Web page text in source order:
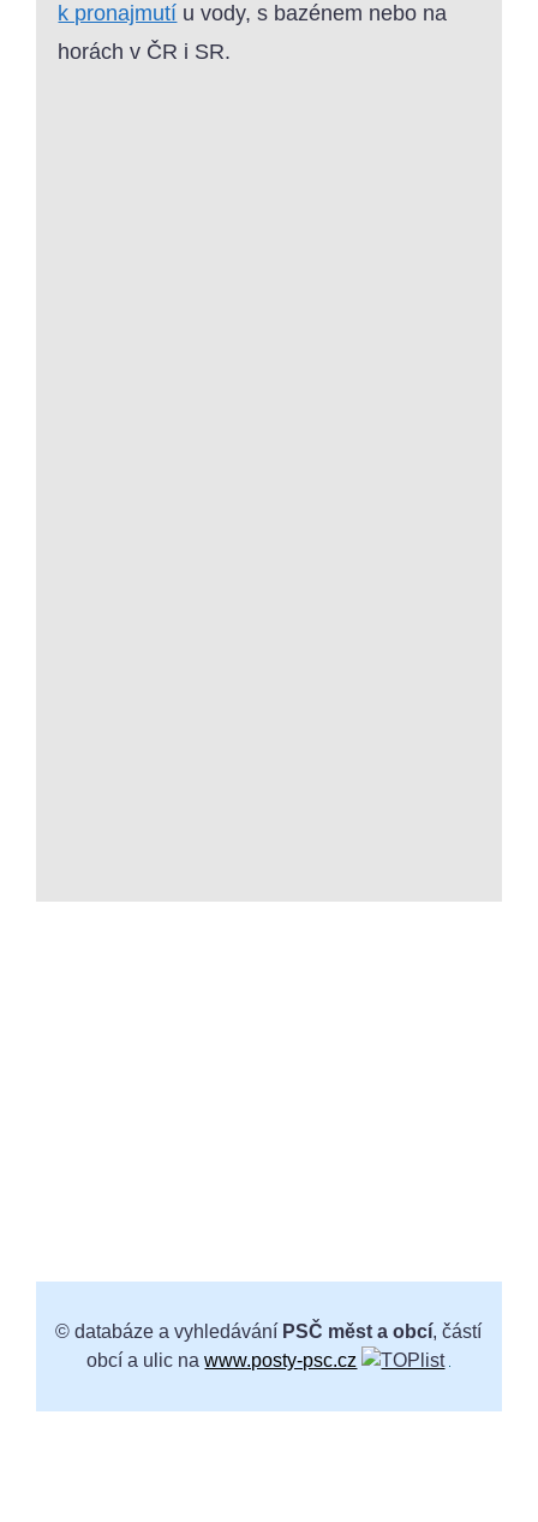
k pronajmutí u vody, s bazénem nebo na
horách v ČR i SR.
© databáze a vyhledávání PSČ měst a obcí, částí
obcí a ulic nawww.posty-psc.cz